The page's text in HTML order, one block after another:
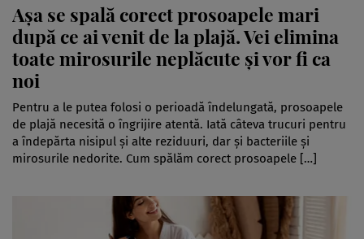
Așa se spală corect prosoapele mari
după ce ai venit de la plajă. Vei elimina
toate mirosurile neplăcute și vor fi ca
noi
Pentru a le putea folosi o perioadă îndelungată, prosoapele
de plajă necesită o îngrijire atentă. Iată câteva trucuri pentru
a îndepărta nisipul și alte reziduuri, dar și bacteriile și
mirosurile nedorite. Cum spălăm corect prosoapele […]